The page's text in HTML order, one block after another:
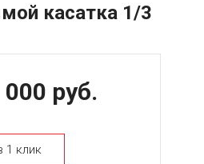
касатка 1/3
руб.
1 клик